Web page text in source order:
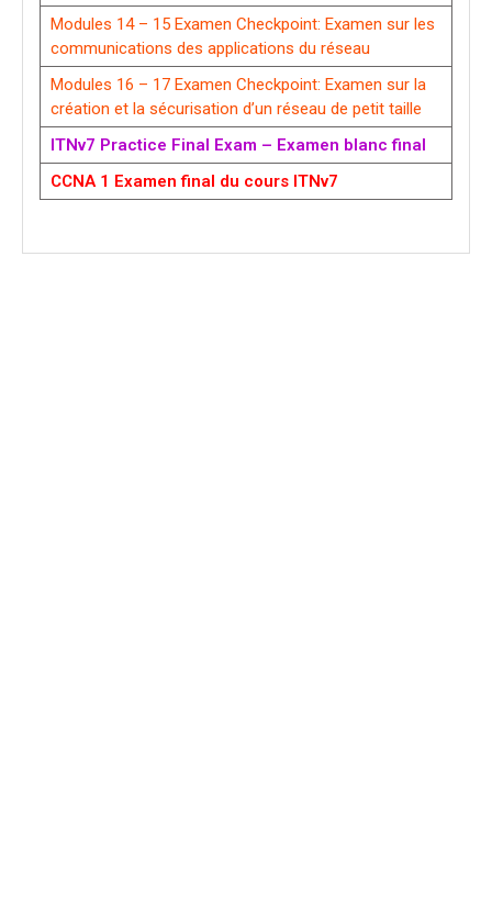
Modules 14 – 15 Examen Checkpoint: Examen sur les
communications des applications du réseau
Modules 16 – 17 Examen Checkpoint: Examen sur la
création et la sécurisation d’un réseau de petit taille
ITNv7 Practice Final Exam – Examen blanc final
CCNA 1 Examen final du cours ITNv7